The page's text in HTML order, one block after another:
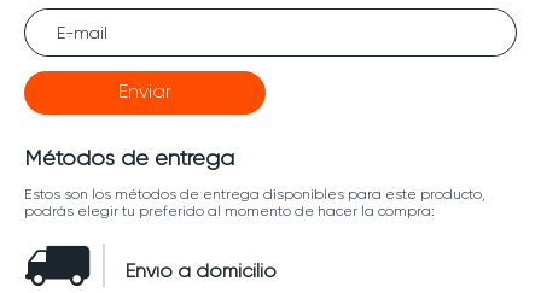
Enviar
Métodos de entrega
Estos son los métodos de entrega disponibles para este producto,
podrás elegir tu preferido al momento de hacer la compra:
Envío a domicilio